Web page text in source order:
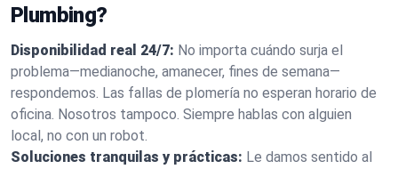
Plumbing?
Disponibilidad real 24/7: No importa cuándo surja el
problema—medianoche, amanecer, fines de semana—
respondemos. Las fallas de plomería no esperan horario de
oficina. Nosotros tampoco. Siempre hablas con alguien
local, no con un robot.
Soluciones tranquilas y prácticas: Le damos sentido al